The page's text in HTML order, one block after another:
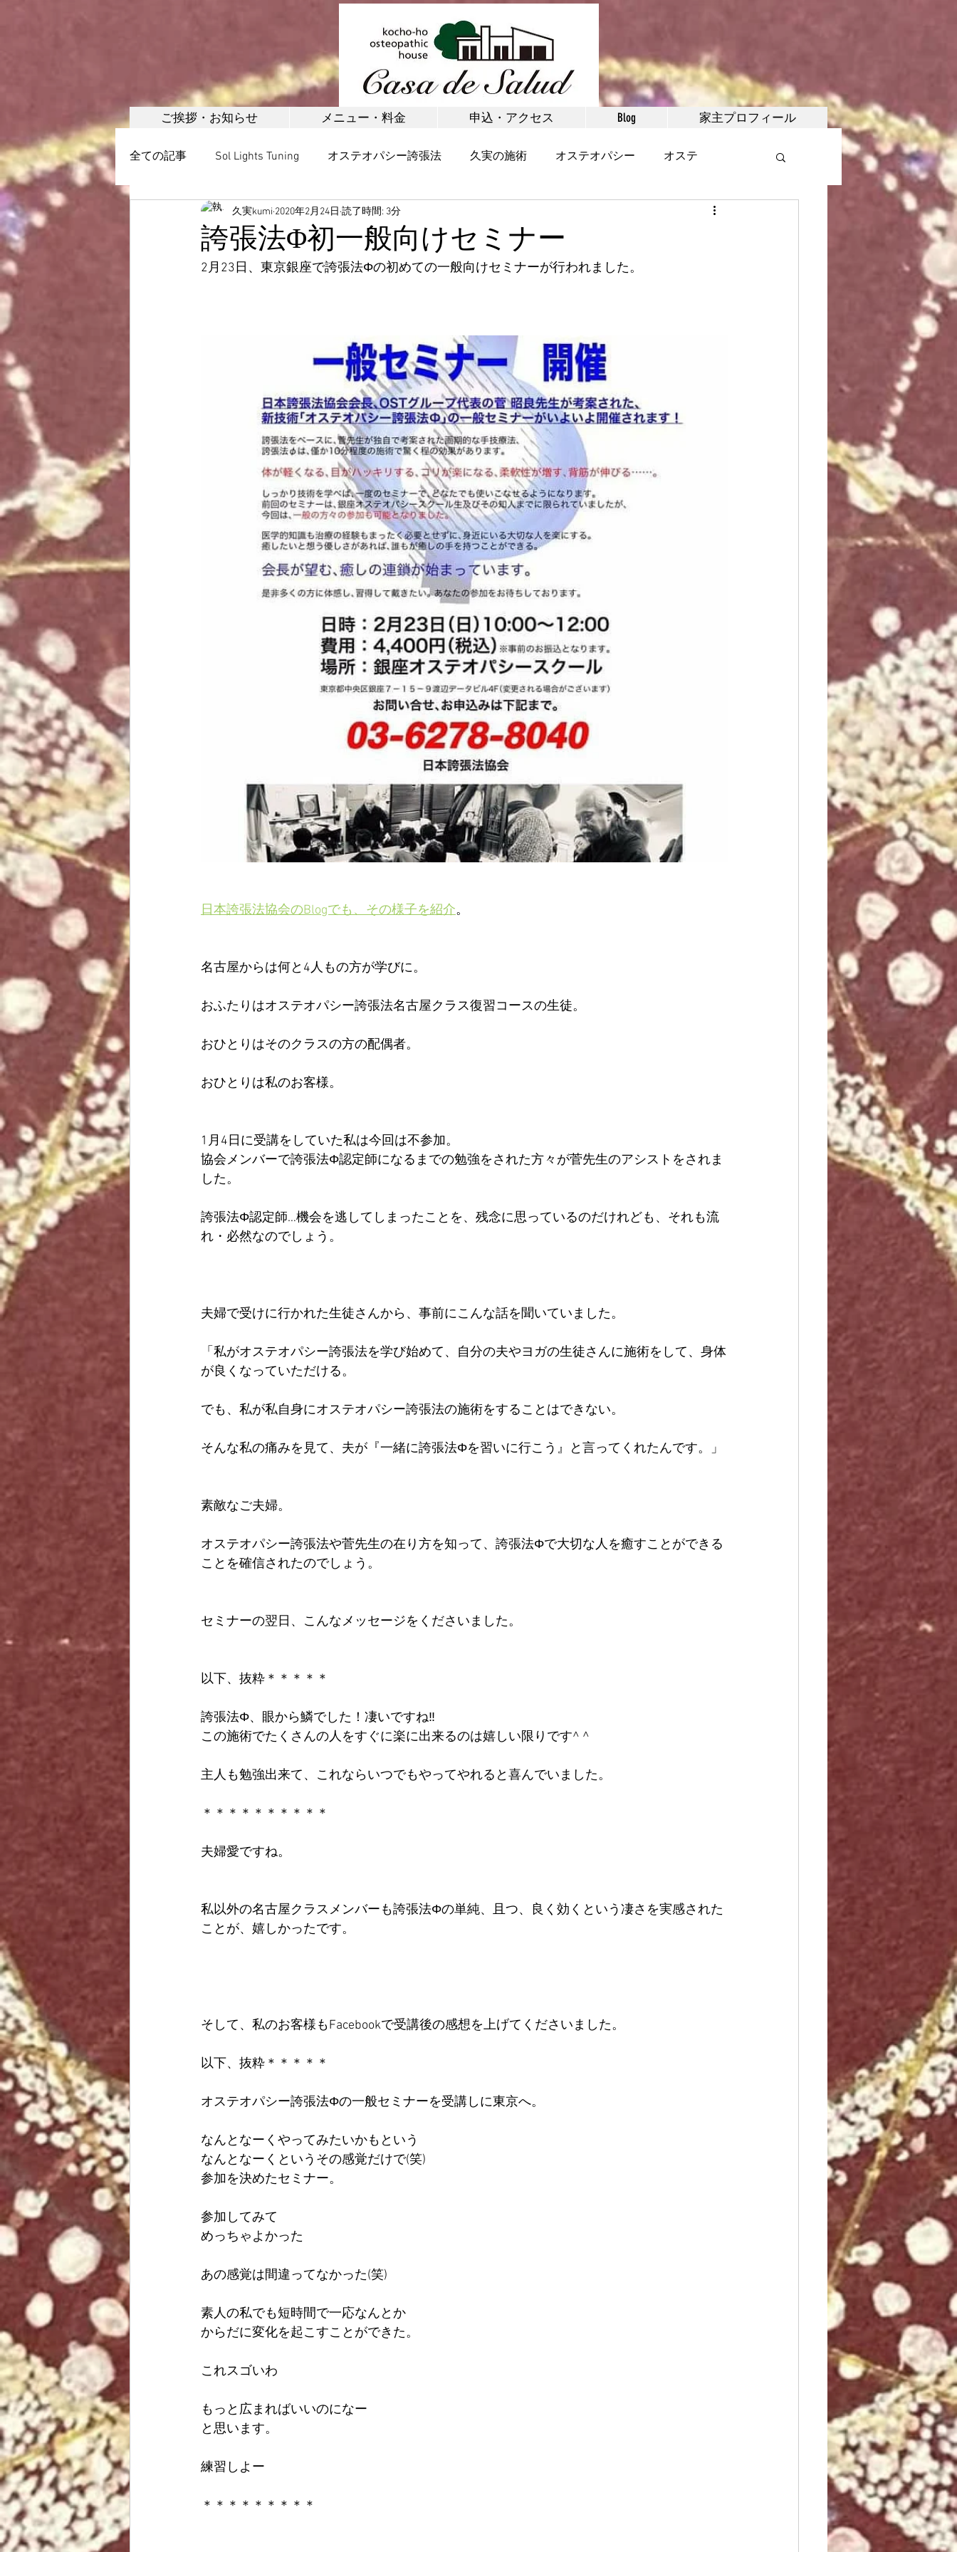
ご挨拶・お知らせ メニュー・料金 申込・アクセス Blog 家主プロフィール
全ての記事 Sol Lights Tuning オステオパシー誇張法 久実の施術 オステオパシー オステ
ボディメイク 美容調整・矯正 お客様の声
日本誇張法協会 頭蓋調整 首・肩 腰・腰痛 脚・足首・股関節 小顔
誇張法Φ初一般向けセミナー
久実kumi 2020年2月24日 読了時間: 3分
2月23日、東京銀座で誇張法Φの初めての一般向けセミナーが行われました。
日本誇張法協会のBlogでも、その様子を紹介。
名古屋からは何と4人もの方が学びに。
おふたりはオステオパシー誇張法名古屋クラス復習コースの生徒。
おひとりはそのクラスの方の配偶者。
おひとりは私のお客様。
1月4日に受講をしていた私は今回は不参加。
協会メンバーで誇張法Φ認定師になるまでの勉強をされた方々が菅先生のアシストをされま
した。
誇張法Φ認定師…機会を逃してしまったことを、残念に思っているのだけれども、それも流
れ・必然なのでしょう。
夫婦で受けに行かれた生徒さんから、事前にこんな話を聞いていました。
「私がオステオパシー誇張法を学び始めて、自分の夫やヨガの生徒さんに施術をして、身体
が良くなっていただける。
でも、私が私自身にオステオパシー誇張法の施術をすることはできない。
そんな私の痛みを見て、夫が『一緒に誇張法Φを習いに行こう』と言ってくれたんです。」
素敵なご夫婦。
オステオパシー誇張法や菅先生の在り方を知って、誇張法Φで大切な人を癒すことができる
ことを確信されたのでしょう。
セミナーの翌日、こんなメッセージをくださいました。
以下、抜粋＊＊＊＊＊
誇張法Φ、眼から鱗でした！凄いですね‼︎
この施術でたくさんの人をすぐに楽に出来るのは嬉しい限りです^ ^
主人も勉強出来て、これならいつでもやってやれると喜んでいました。
＊＊＊＊＊＊＊＊＊＊
夫婦愛ですね。
私以外の名古屋クラスメンバーも誇張法Φの単純、且つ、良く効くという凄さを実感された
ことが、嬉しかったです。
そして、私のお客様もFacebookで受講後の感想を上げてくださいました。
以下、抜粋＊＊＊＊＊
オステオパシー誇張法Φの一般セミナーを受講しに東京へ。
なんとなーくやってみたいかもという
なんとなーくというその感覚だけで(笑)
参加を決めたセミナー。
参加してみて
めっちゃよかった
あの感覚は間違ってなかった(笑)
素人の私でも短時間で一応なんとか
からだに変化を起こすことができた。
これスゴいわ
もっと広まればいいのになー
と思います。
練習しよー
＊＊＊＊＊＊＊＊＊